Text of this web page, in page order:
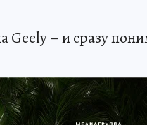
Geely – и сразу